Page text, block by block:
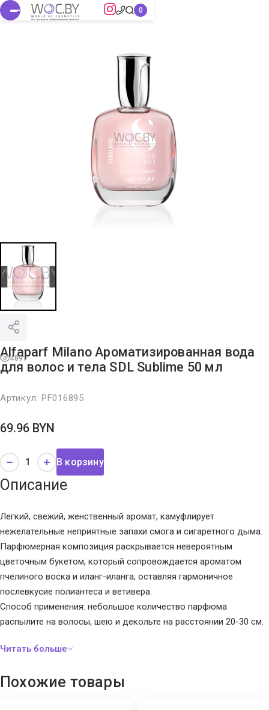
4891
Alfaparf Milano Ароматизированная вода
для волос и тела SDL Sublime 50 мл
Артикул: PF016895
69.96 BYN
В корзину
Описание
Легкий, свежий, женственный аромат, камуфлирует
нежелательные неприятные запахи смога и сигаретного дыма.
Парфюмерная композиция раскрывается невероятным
цветочным букетом, который сопровождается ароматом
пчелиного воска и иланг-иланга, оставляя гармоничное
послевкусие полиантеса и ветивера.
Способ применения: небольшое количество парфюма
распылите на волосы, шею и декольте на расстоянии 20-30 см.
Похожие товары